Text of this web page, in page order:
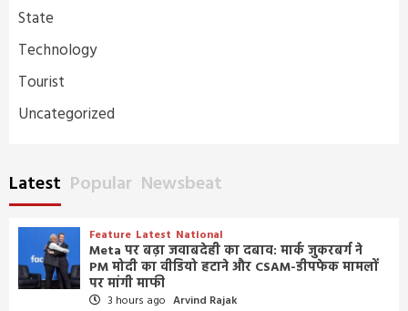
State
Technology
Tourist
Uncategorized
Latest Popular Newsbeat
Feature Latest National
Meta पर बढ़ा जवाबदेही का दबाव: मार्क जुकरबर्ग ने
PM मोदी का वीडियो हटाने और CSAM-डीपफेक मामलों
पर मांगी माफी
3 hours ago Arvind Rajak